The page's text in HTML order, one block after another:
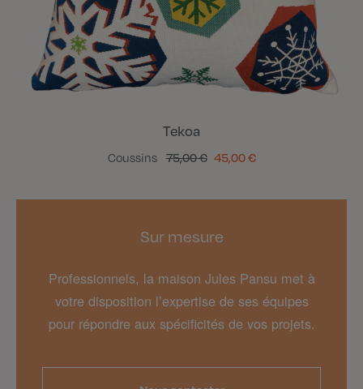
Tekoa
Coussins 75,00 € 45,00 €
Sur mesure
Professionnels, la maison Jules Pansu met à
votre disposition l’expertise de ses équipes
pour répondre aux spécificités de vos projets.